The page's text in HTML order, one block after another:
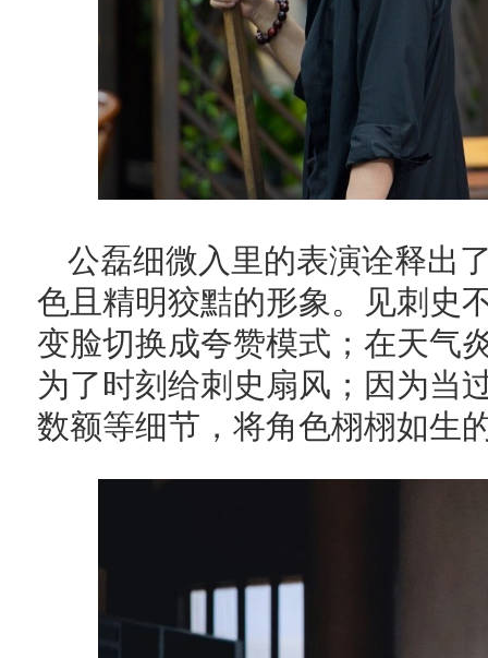
公磊细微入里的表演诠释出
色且精明狡黠的形象。见刺史
变脸切换成夸赞模式；在天气
为了时刻给刺史扇风；因为当
数额等细节，将角色栩栩如生